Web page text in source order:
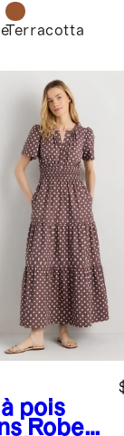
Terracotta
pois
Robe